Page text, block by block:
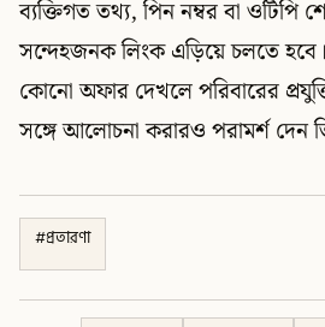
ব্যক্তিগত তথ্য, পিন নম্বর বা ওটিপি
সন্দেহজনক লিংক এড়িয়ে চলতে
কোনো অফার দেখলে পরিবারের
সঙ্গে আলোচনা করারও পরামর্শ দেন
#প্রতারণা